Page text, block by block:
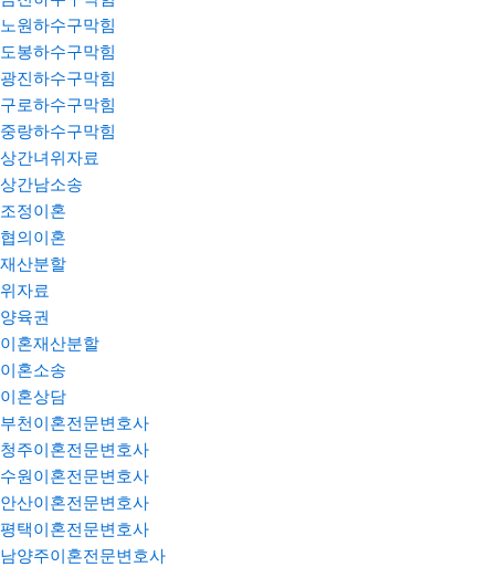
노원하수구막힘
도봉하수구막힘
광진하수구막힘
구로하수구막힘
중랑하수구막힘
상간녀위자료
상간남소송
조정이혼
협의이혼
재산분할
위자료
양육권
이혼재산분할
이혼소송
이혼상담
부천이혼전문변호사
청주이혼전문변호사
수원이혼전문변호사
안산이혼전문변호사
평택이혼전문변호사
남양주이혼전문변호사